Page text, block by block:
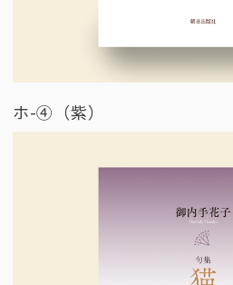
ホ-④（紫）